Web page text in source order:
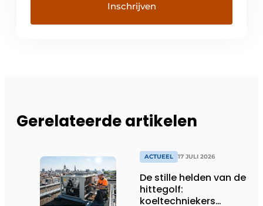
Gerelateerde artikelen
ACTUEEL 17 JULI 2026
De stille helden van de
hittegolf:
koeltechniekers